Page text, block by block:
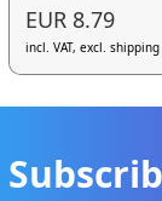
EUR 8.79
incl. VAT, excl.